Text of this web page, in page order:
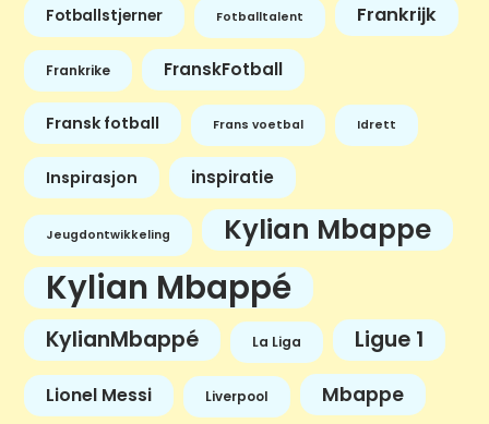
Fotballstjerner Fotballtalent Frankrijk
Frankrike FranskFotball
Fransk fotball Frans voetbal Idrett
Inspirasjon inspiratie
Jeugdontwikkeling Kylian Mbappe
Kylian Mbappé
KylianMbappé La Liga Ligue 1
Lionel Messi Liverpool Mbappe